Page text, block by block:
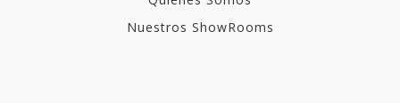
Nuestros ShowRooms